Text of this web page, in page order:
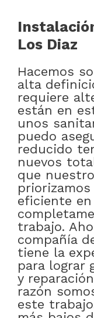
Los Diaz
Hacemos
alta
requiere
están en
unos
puedo
reducido
nuevos
que
eficiente
trabajo.
compañía
tiene la
para lograr
y
razón
este